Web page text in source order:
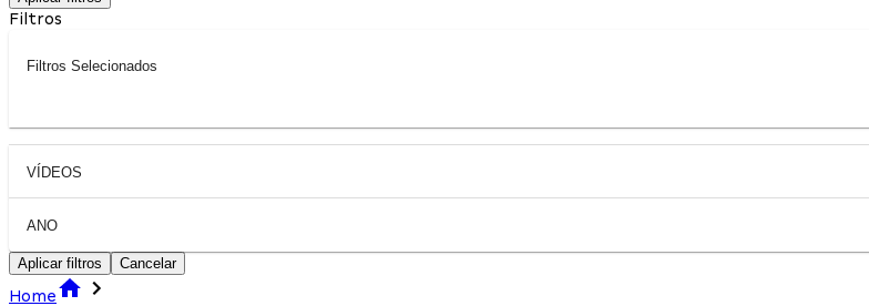
Filtros
Filtros Selecionados
VÍDEOS
ANO
Aplicar filtros Cancelar
Home